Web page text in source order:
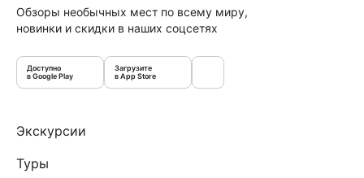
Обзоры необычных мест по всему миру,
новинки и скидки в наших соцсетях
Доступно
в Google Play
Загрузите
в App Store
Экскурсии
Туры